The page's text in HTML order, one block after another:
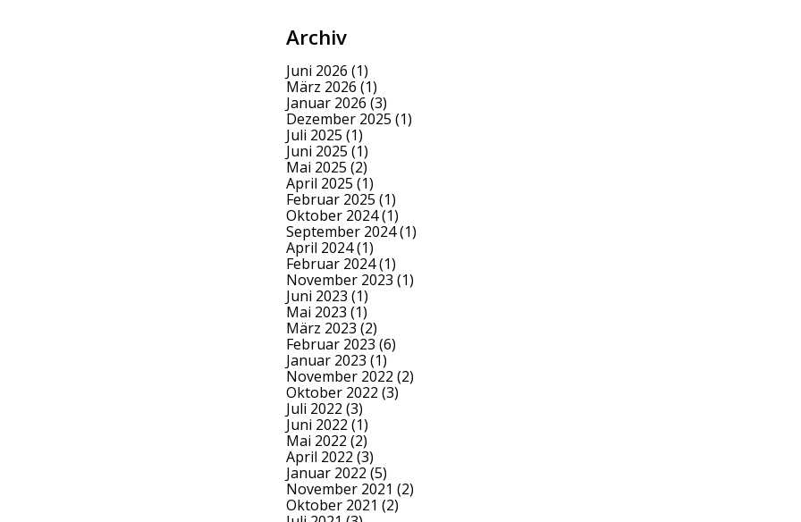
Archiv
Juni 2026 (1)
März 2026 (1)
Januar 2026 (3)
Dezember 2025 (1)
Juli 2025 (1)
Juni 2025 (1)
Mai 2025 (2)
April 2025 (1)
Februar 2025 (1)
Oktober 2024(1)
September 2024(1)
April 2024(1)
Februar 2024(1)
November 2023 (1)
Juni 2023 (1)
Mai 2023 (1)
März 2023 (2)
Februar 2023 (6)
Januar 2023 (1)
November 2022 (2)
Oktober 2022 (3)
Juli 2022 (3)
Juni 2022 (1)
Mai 2022 (2)
April 2022 (3)
Januar 2022 (5)
November 2021 (2)
Oktober 2021 (2)